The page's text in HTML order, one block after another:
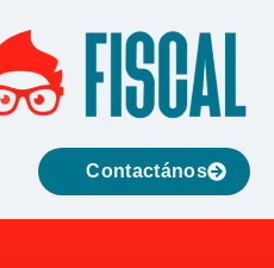
Contactános